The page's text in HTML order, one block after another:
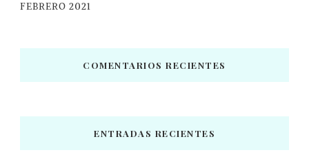
FEBRERO 2021
COMENTARIOS RECIENTES
ENTRADAS RECIENTES